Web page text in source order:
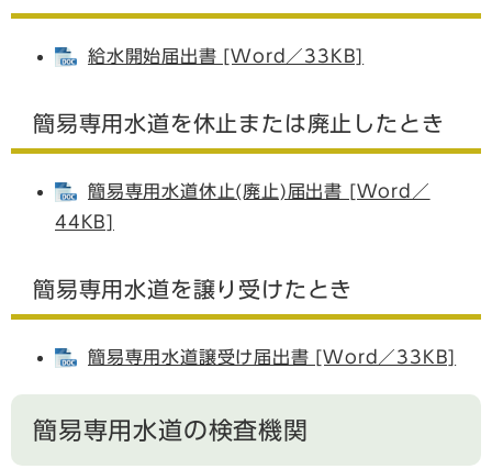
給水開始届出書 [Word／33KB]
簡易専用水道を休止または廃止したとき
簡易専用水道休止(廃止)届出書 [Word／
44KB]
簡易専用水道を譲り受けたとき
簡易専用水道譲受け届出書 [Word／33KB]
簡易専用水道の検査機関